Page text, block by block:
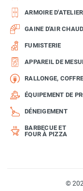
ARMOIRE D'ATELIER
GAINE D'AIR
FUMISTERIE
APPAREIL DE
RALLONGE,
ÉQUIPEMENT DE
DÉNEIGEMENT
BARBECUE ET
FOUR À PIZZA
©